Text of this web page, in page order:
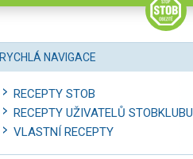
RYCHLÁ NAVIGACE
RECEPTY STOB
RECEPTY UŽIVATELŮ STOBKLUBU
VLASTNÍ RECEPTY